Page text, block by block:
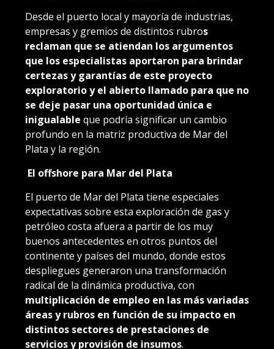
Desde el puerto local y mayoría de industrias,
empresas y gremios de distintos rubros
reclaman que se atiendan los argumentos
que los especialistas aportaron para brindar
certezas y garantías de este proyecto
exploratorio y el abierto llamado para que no
se deje pasar una oportunidad única e
inigualable que podría significar un cambio
profundo en la matriz productiva de Mar del
Plata y la región.
El offshore para Mar del Plata
El puerto de Mar del Plata tiene especiales
expectativas sobre esta exploración de gas y
petróleo costa afuera a partir de los muy
buenos antecedentes en otros puntos del
continente y países del mundo, donde estos
despliegues generaron una transformación
radical de la dinámica productiva, con
multiplicación de empleo en las más variadas
áreas y rubros en función de su impacto en
distintos sectores de prestaciones de
servicios y provisión de insumos.